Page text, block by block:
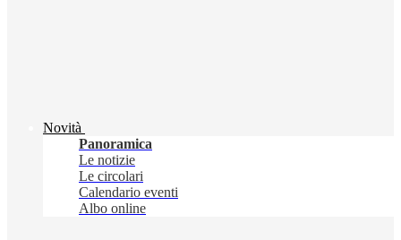
Novità
Panoramica
Le notizie
Le circolari
Calendario eventi
Albo online